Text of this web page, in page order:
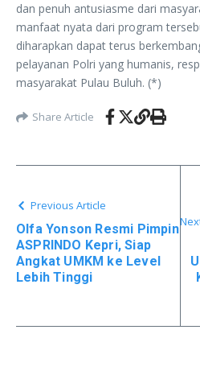
dan penuh antusiasme dari
manfaat nyata dari program
diharapkan dapat terus
pelayanan Polri yang humanis,
masyarakat Pulau Buluh. (*)
Share Article
Previous Article
Olfa Yonson Resmi Pimpin
ASPRINDO Kepri, Siap
Angkat UMKM ke Level
Lebih Tinggi